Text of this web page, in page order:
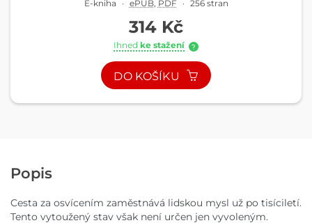
E-kniha · ePUB, PDF · 256 stran
314 Kč
Ihned ke stažení ?
DO KOŠÍKU
Popis
Cesta za osvícením zaměstnává lidskou mysl už po tisíciletí.
Tento vytoužený stav však není určen jen vyvoleným.